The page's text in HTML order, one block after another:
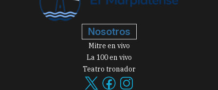
Nosotros
Mitre en vivo
La 100 en vivo
Teatro tronador